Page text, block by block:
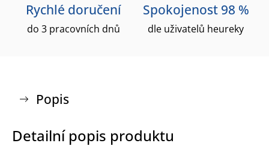
Rychlé doručení
do 3 pracovních dnů
Spokojenost 98 %
dle uživatelů heureky
Popis
Detailní popis produktu